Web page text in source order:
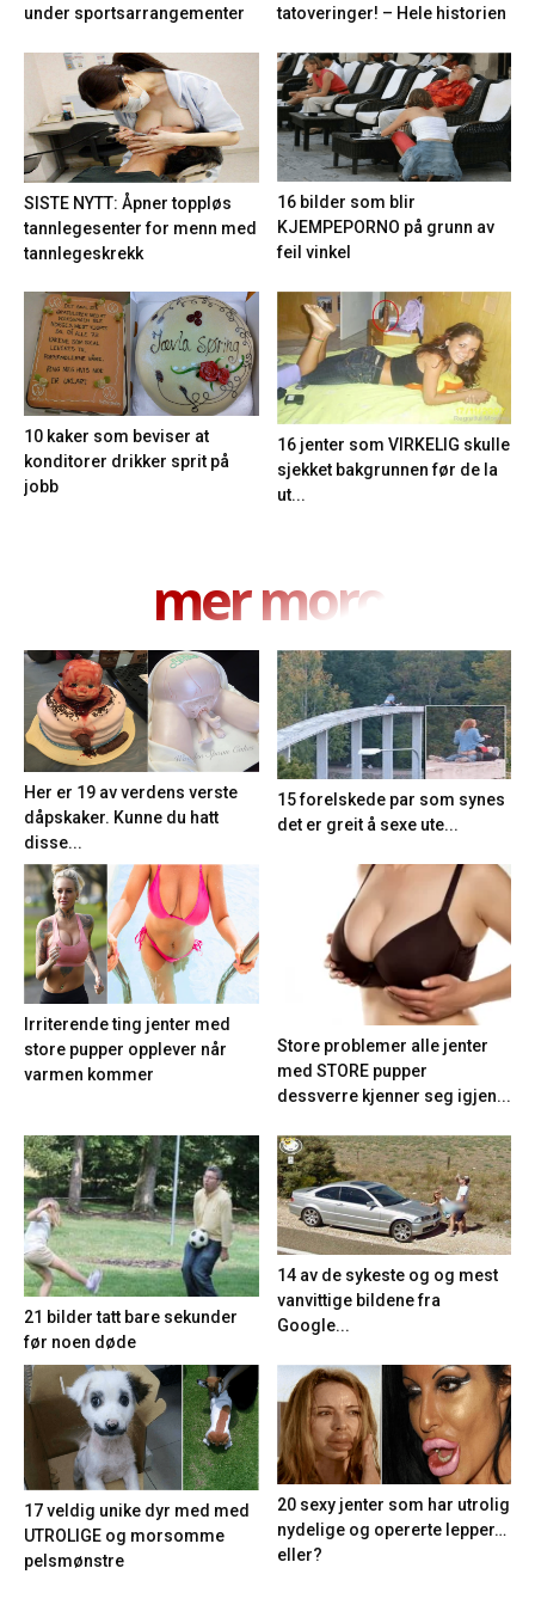
under sportsarrangementer
tatoveringer! – Hele historien
SISTE NYTT: Åpner toppløs
tannlegesenter for menn med
tannlegeskrekk
16 bilder som blir
KJEMPEPORNO på grunn av
feil vinkel
10 kaker som beviser at
konditorer drikker sprit på
jobb
16 jenter som VIRKELIG skulle
sjekket bakgrunnen før de la
ut...
mer moro
Her er 19 av verdens verste
dåpskaker. Kunne du hatt
disse...
15 forelskede par som synes
det er greit å sexe ute...
Irriterende ting jenter med
store pupper opplever når
varmen kommer
Store problemer alle jenter
med STORE pupper
dessverre kjenner seg igjen...
21 bilder tatt bare sekunder
før noen døde
14 av de sykeste og og mest
vanvittige bildene fra
Google...
17 veldig unike dyr med med
UTROLIGE og morsomme
pelsmønstre
20 sexy jenter som har utrolig
nydelige og opererte lepper…
eller?